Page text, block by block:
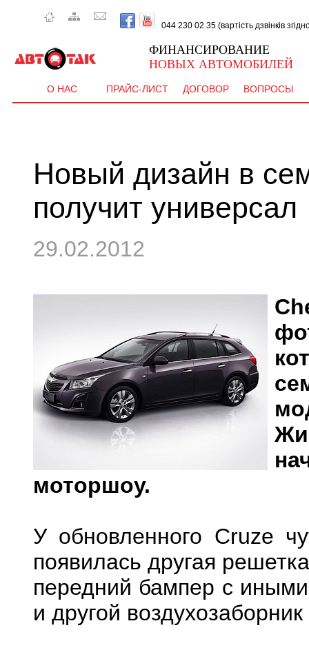
044 230 02 35 (вартість дзвінків
ФИНАНСИРОВАНИЕ
НОВЫХ АВТОМОБИЛЕЙ
О НАС ПРАЙС-ЛИСТ ДОГОВОР ВОПРОСЫ
Новый дизайн в
получит универсал
29.02.2012
моторшоу.
У обновленного Cruze
появилась другая
передний бампер с
и другой